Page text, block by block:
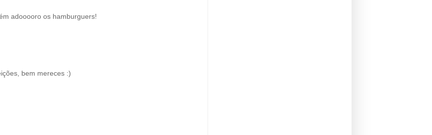
adooooro os hamburguers!
bem mereces :)